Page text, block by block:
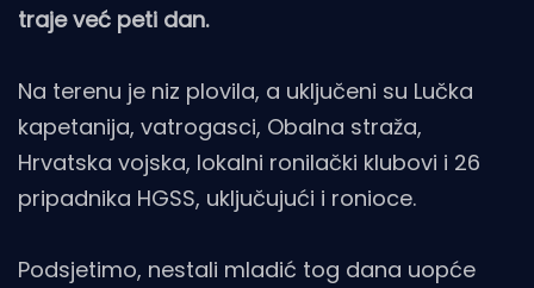
traje već peti dan.
Na terenu je niz plovila, a uključeni su Lučka
kapetanija, vatrogasci, Obalna straža,
Hrvatska vojska, lokalni ronilački klubovi i 26
pripadnika HGSS, uključujući i ronioce.
Podsjetimo, nestali mladić tog dana uopće